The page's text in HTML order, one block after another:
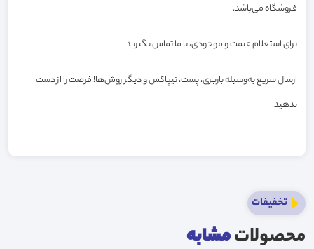
فروشگاه می‌باشد.
برای استعلام قیمت و موجودی، با ما تماس بگیرید.
ارسال سریع به‌وسیله باربری، پست، تیپاکس و دیگر روش‌ها! فرصت را از دست
ندهید!
تخفیفات
محصولاتمشابه